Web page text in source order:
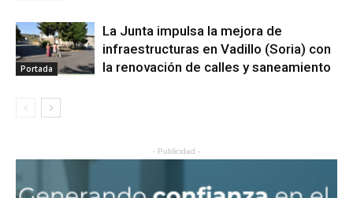
Portada
La Junta impulsa la mejora de
infraestructuras en Vadillo (Soria) con
la renovación de calles y saneamiento
- Publicidad -